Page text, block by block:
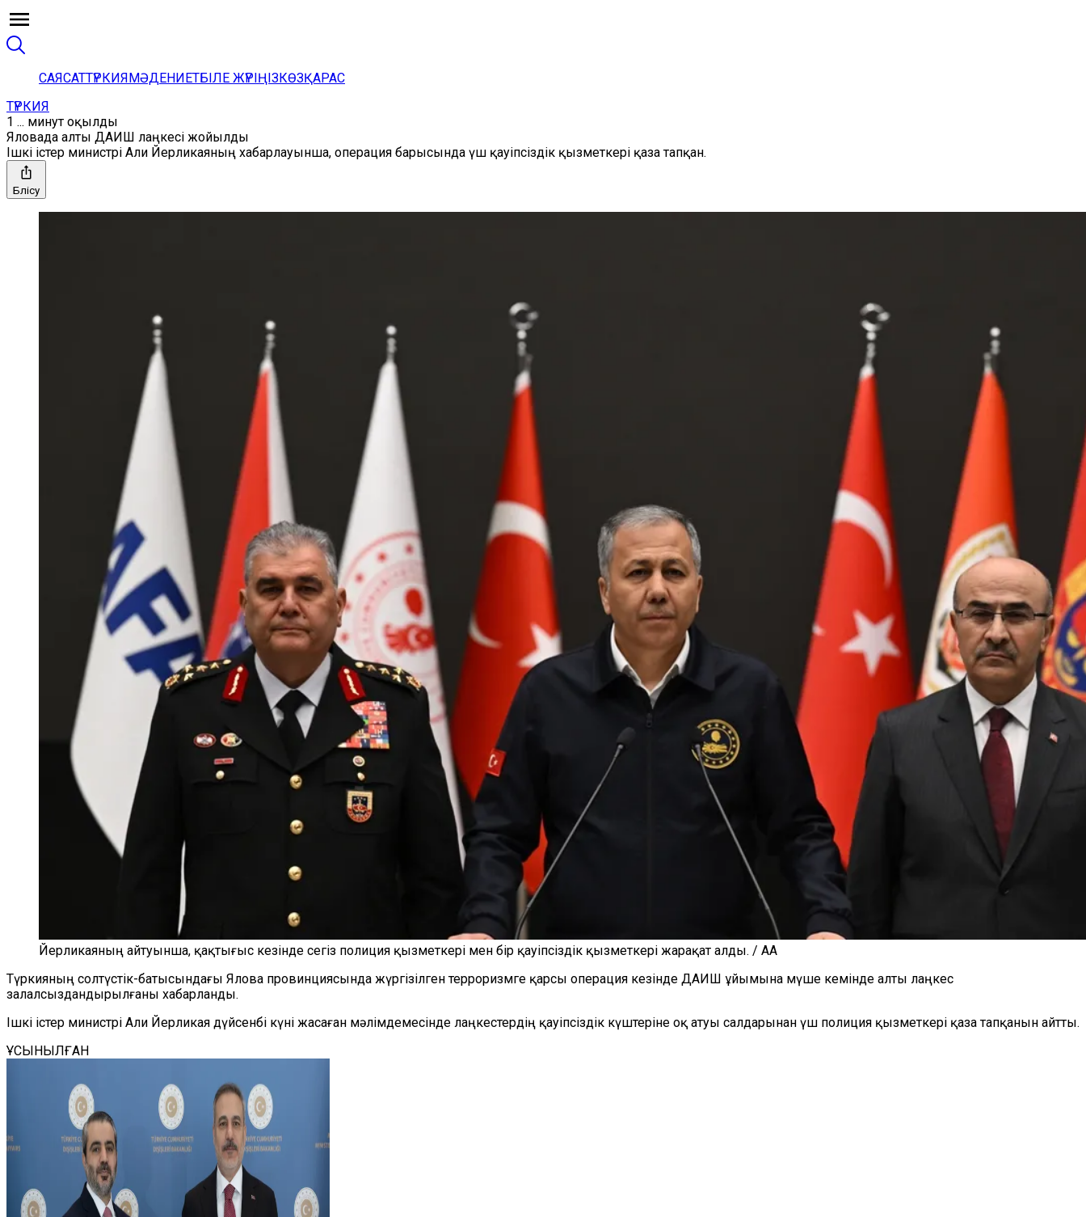
САЯСАТТҮРКИЯМӘДЕНИЕТБІЛЕ ЖҮРІҢІЗКӨЗҚАРАС
ТҮРКИЯ
1 ... минут оқылды
Яловада алты ДАИШ лаңкесі жойылды
Ішкі істер министрі Али Йерликаяның хабарлауынша, операция барысында үш қауіпсіздік қызметкері қаза тапқан.
Бөлісу
Йерликаяның айтуынша, қақтығыс кезінде сегіз полиция қызметкері мен бір қауіпсіздік қызметкері жарақат алды. / AA
Түркияның солтүстік-батысындағы Ялова провинциясында жүргізілген терроризмге қарсы операция кезінде ДАИШ ұйымына мүше кемінде алты лаңкес
залалсыздандырылғаны хабарланды.
Ішкі істер министрі Али Йерликая дүйсенбі күні жасаған мәлімдемесінде лаңкестердің қауіпсіздік күштеріне оқ атуы салдарынан үш полиция қызметкері қаза тапқанын айтты.
ҰСЫНЫЛҒАН